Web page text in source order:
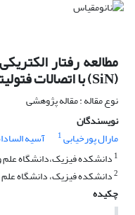
مطالعه رفتار
(SiN) با اتصالات فتولیتوگرافی شده
نوع مقاله : مقاله پژوهشی
نویسندگان
مارال پورخیابی1 آسیه
1 دانشکده فیزیک،دانشگاه علم
2دانشکده فیزیک، دانشگاه علم
چکیده